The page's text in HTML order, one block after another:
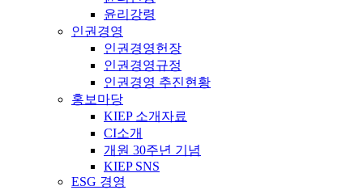
윤리강령
인권경영
인권경영헌장
인권경영규정
인권경영 추진현황
홍보마당
KIEP 소개자료
CI소개
개원 30주년 기념
KIEP SNS
ESG 경영